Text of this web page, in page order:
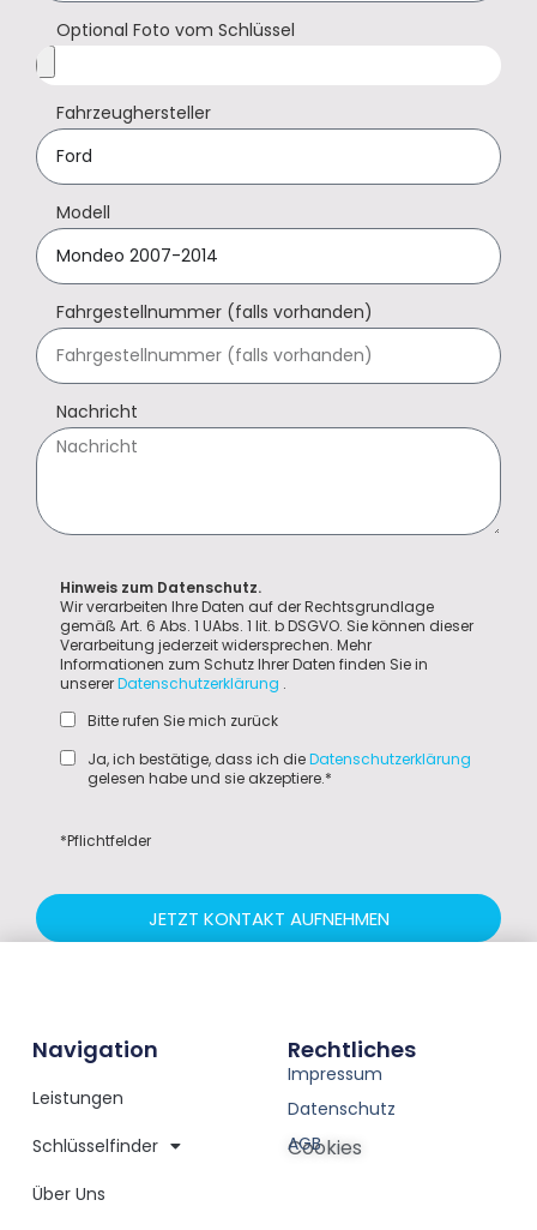
Optional Foto vom Schlüssel
Fahrzeughersteller
Modell
Fahrgestellnummer (falls vorhanden)
Nachricht
Hinweis zum Datenschutz.
Wir verarbeiten Ihre Daten auf der Rechtsgrundlage
gemäß Art. 6 Abs. 1 UAbs. 1 lit. b DSGVO. Sie können dieser
Verarbeitung jederzeit widersprechen. Mehr
Informationen zum Schutz Ihrer Daten finden Sie in
unsererDatenschutzerklärung .
Bitte rufen Sie mich zurück
Ja, ich bestätige, dass ich dieDatenschutzerklärung
gelesen habe und sie akzeptiere.*
*Pflichtfelder
JETZT KONTAKT AUFNEHMEN
Navigation
Leistungen
Schlüsselfinder
Über Uns
Rechtliches
Impressum
Datenschutz
AGB
Cookies